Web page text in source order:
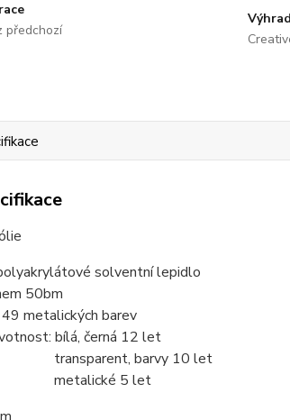
předchozí
solventní lepidlo
50bm
metalických barev
bílá, černá 12 let
barvy 10 let
5 let